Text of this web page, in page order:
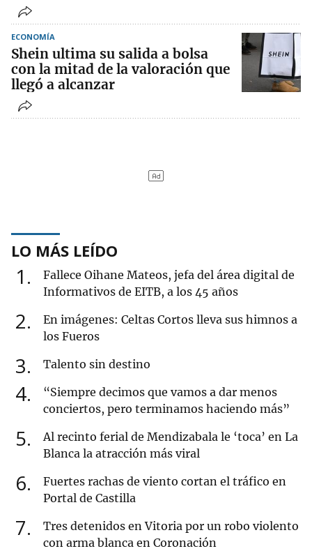
ECONOMÍA
Shein ultima su salida a bolsa
con la mitad de la valoración que
llegó a alcanzar
LO MÁS LEÍDO
1
Fallece Oihane Mateos, jefa del área digital de
Informativos de EITB, a los 45 años
2
En imágenes: Celtas Cortos lleva sus himnos a
los Fueros
3 Talento sin destino
4
“Siempre decimos que vamos a dar menos
conciertos, pero terminamos haciendo más”
5
Al recinto ferial de Mendizabala le ‘toca’ en La
Blanca la atracción más viral
6
Fuertes rachas de viento cortan el tráfico en
Portal de Castilla
7
Tres detenidos en Vitoria por un robo violento
con arma blanca en Coronación